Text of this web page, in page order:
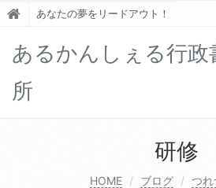
あなたの夢をリードアウト！
あるかんしぇる行政
所
研修
HOME ブログ つれ